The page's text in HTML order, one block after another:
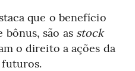
que o benefício
bônus, são as stock
o direito a ações da
futuros.